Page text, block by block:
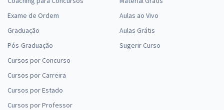
Exame de Ordem
Graduação
Pós-Graduação
Cursos por Concurso
Cursos por Carreira
Cursos por Estado
Cursos por Professor
Aulas ao Vivo
Aulas Grátis
Sugerir Curso